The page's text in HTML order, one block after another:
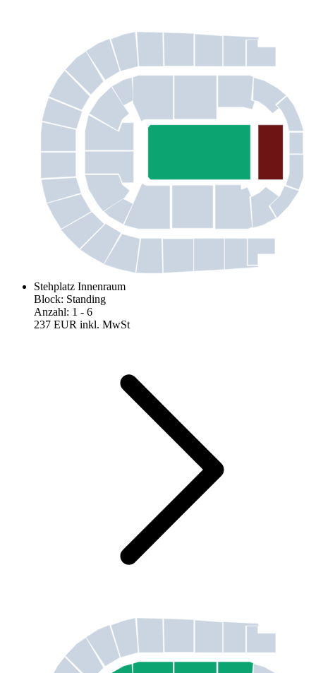
Stehplatz Innenraum
Block: Standing
Anzahl: 1 - 6
237 EUR inkl. MwSt